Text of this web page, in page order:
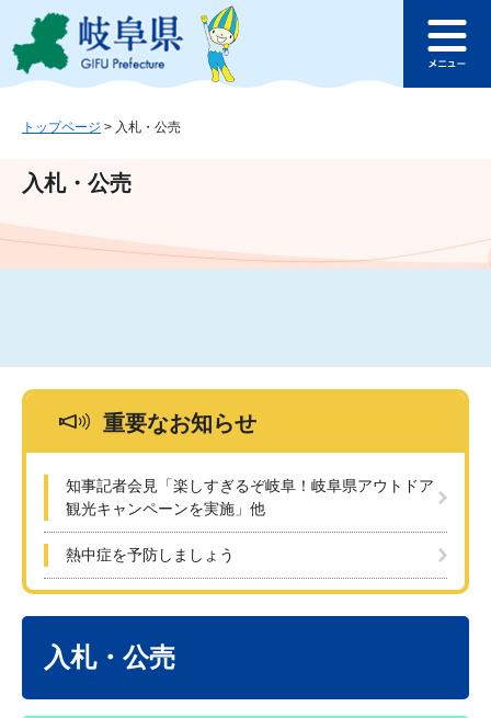
ジ
ュ
文
このページの本文へ
ュ
トップページ > 入札・公売
入札・公売
重要なお知らせ
知事記者会見「楽しすぎるぞ岐阜！岐阜県アウトドア
観光キャンペーンを実施」他
熱中症を予防しましょう
入札・公売